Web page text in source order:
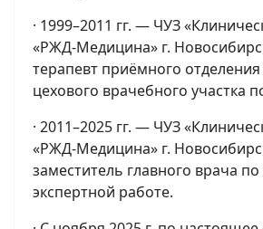
· 1999–2011 гг. — ЧУЗ
«РЖД-Медицина» г.
терапевт приёмного
цехового врачебного участка
· 2011–2025 гг. — ЧУЗ
«РЖД-Медицина» г.
заместитель главного врача
экспертной работе.